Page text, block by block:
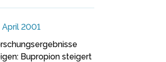
April 2001
Bupropion steigert